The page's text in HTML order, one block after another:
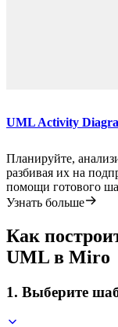
UML Activity
Планируйте,
разбивая их на
помощи готового
Узнать больше
Как
UML в Miro
1. Выберите